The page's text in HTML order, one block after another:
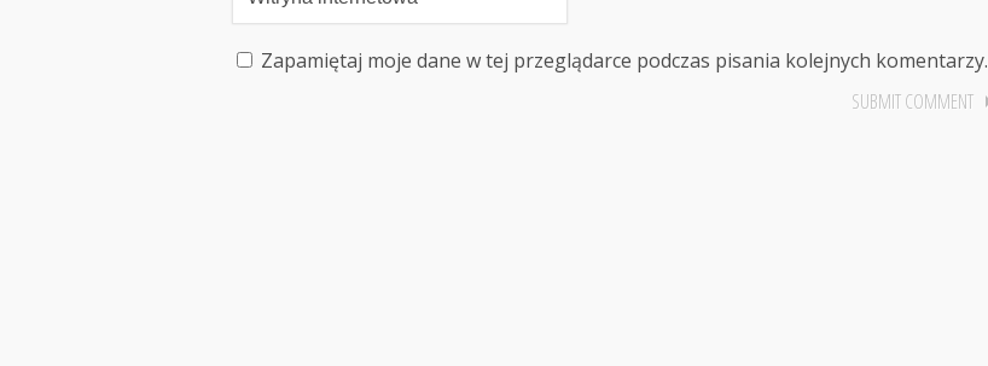
Zapamiętaj moje dane w tej przeglądarce podczas pisania kolejnych komentarzy.